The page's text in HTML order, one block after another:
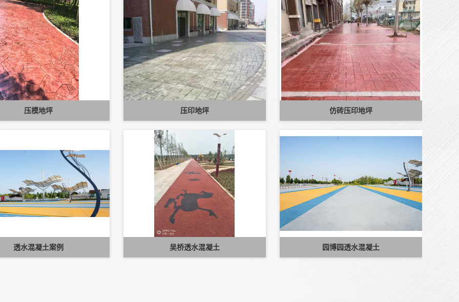
压模地坪 压印地坪 仿砖压印地坪
透水混凝土案例 吴桥透水混凝土 园博园透水混凝土